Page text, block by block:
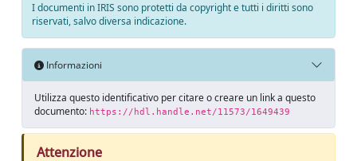
I documenti in IRIS sono protetti da copyright e tutti i diritti sono
riservati, salvo diversa indicazione.
Informazioni
Utilizza questo identificativo per citare o creare un link a questo
documento: https://hdl.handle.net/11573/1649439
Attenzione